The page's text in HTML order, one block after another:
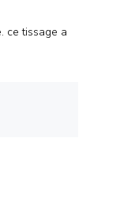
ce tissage a